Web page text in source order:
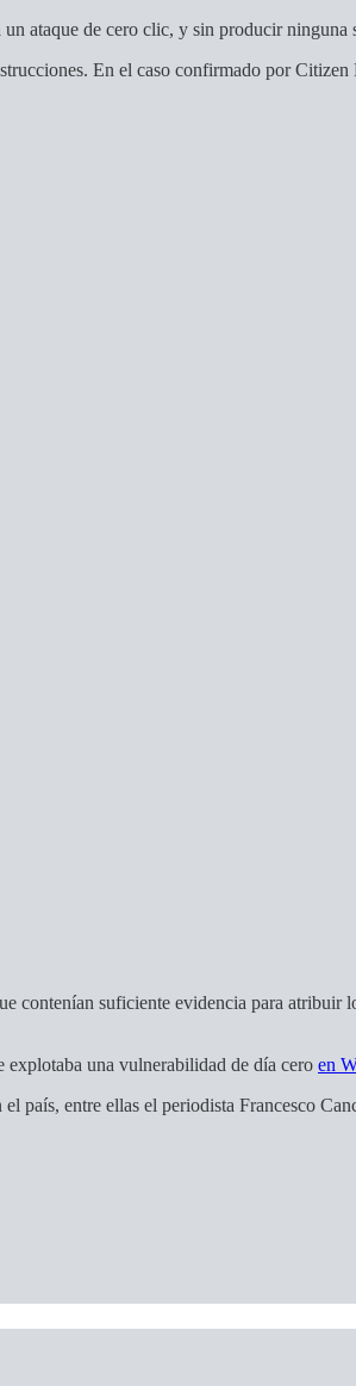
ataque de cero clic, y sin producir ninguna
En el caso confirmado por
suficiente evidencia para atribuir
explotaba una vulnerabilidad de día cero en
el país, entre ellas el periodista Francesco